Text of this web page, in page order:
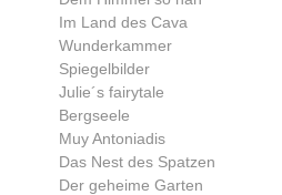
Im Land des Cava
Wunderkammer
Spiegelbilder
Julie´s fairytale
Bergseele
Muy Antoniadis
Das Nest des Spatzen
Der geheime Garten